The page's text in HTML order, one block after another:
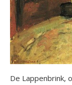
De Lappenbrink,